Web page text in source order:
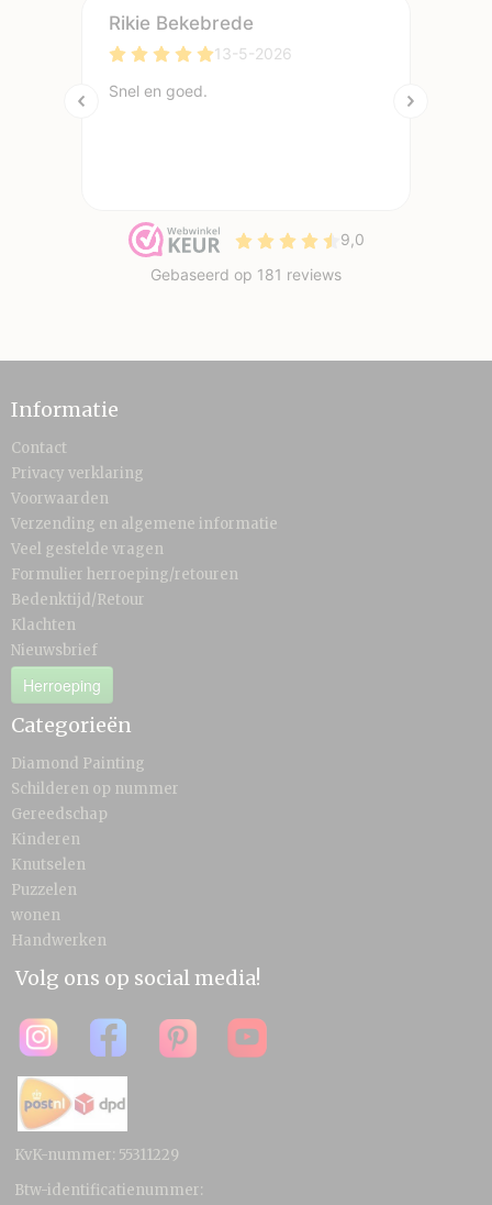
Informatie
Contact
Privacy verklaring
Voorwaarden
Verzending en algemene informatie
Veel gestelde vragen
Formulier herroeping/retouren
Bedenktijd/Retour
Klachten
Nieuwsbrief
Herroeping
Categorieën
Diamond Painting
Schilderen op nummer
Gereedschap
Kinderen
Knutselen
Puzzelen
wonen
Handwerken
Volg ons op social media!
KvK-nummer: 55311229
Btw-identificatienummer: